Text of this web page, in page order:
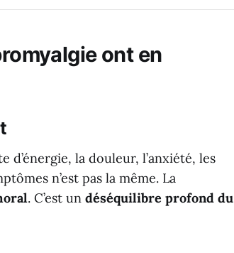
ont en
la douleur, l’anxiété, les
n’est pas la même. La
. C’est un déséquilibre profond du